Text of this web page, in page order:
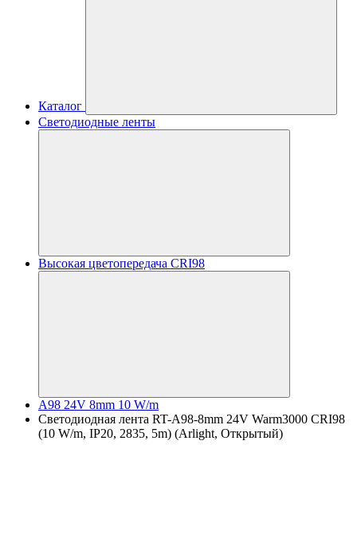
Каталог
Светодиодные ленты
Высокая цветопередача CRI98
A98 24V 8mm 10 W/m
Светодиодная лента RT-A98-8mm 24V Warm3000 CRI98
(10 W/m, IP20, 2835, 5m) (Arlight, Открытый)